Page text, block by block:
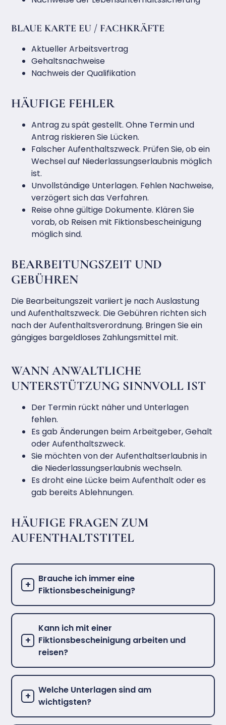
BLAUE KARTE EU / FACHKRÄFTE
Aktueller Arbeitsvertrag
Gehaltsnachweise
Nachweis der Qualifikation
HÄUFIGE FEHLER
Antrag zu spät gestellt. Ohne Termin und
Antrag riskieren Sie Lücken.
Falscher Aufenthaltszweck. Prüfen Sie, ob ein
Wechsel auf Niederlassungserlaubnis möglich
ist.
Unvollständige Unterlagen. Fehlen Nachweise,
verzögert sich das Verfahren.
Reise ohne gültige Dokumente. Klären Sie
vorab, ob Reisen mit Fiktionsbescheinigung
möglich sind.
BEARBEITUNGSZEIT UND
GEBÜHREN
Die Bearbeitungszeit variiert je nach Auslastung
und Aufenthaltszweck. Die Gebühren richten sich
nach der Aufenthaltsverordnung. Bringen Sie ein
gängiges bargeldloses Zahlungsmittel mit.
WANN ANWALTLICHE
UNTERSTÜTZUNG SINNVOLL IST
Der Termin rückt näher und Unterlagen
fehlen.
Es gab Änderungen beim Arbeitgeber, Gehalt
oder Aufenthaltszweck.
Sie möchten von der Aufenthaltserlaubnis in
die Niederlassungserlaubnis wechseln.
Es droht eine Lücke beim Aufenthalt oder es
gab bereits Ablehnungen.
HÄUFIGE FRAGEN ZUM
AUFENTHALTSTITEL
Brauche ich immer eine
Fiktionsbescheinigung?
Kann ich mit einer
Fiktionsbescheinigung arbeiten und
reisen?
Welche Unterlagen sind am
wichtigsten?